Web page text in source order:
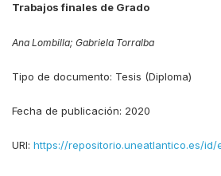
Trabajos finales de Grado
Ana Lombilla; Gabriela Torralba
Tipo de documento: Tesis (Diploma)
Fecha de publicación: 2020
URI: https://repositorio.uneatlantico.es/id/